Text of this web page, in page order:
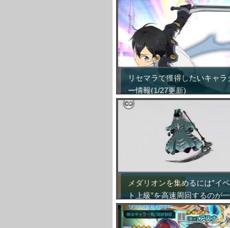
リセマラで獲得したいキャラ
ー情報(1/27更新)
メダリオンを集めるには”イ
ト上級”を高速周回するのが
効率が良い模様！